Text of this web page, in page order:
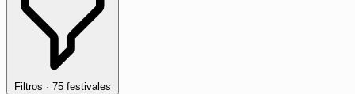
Filtros · 75 festivales